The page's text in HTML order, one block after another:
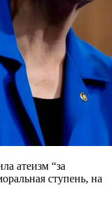
атеизм “за
ступень, на